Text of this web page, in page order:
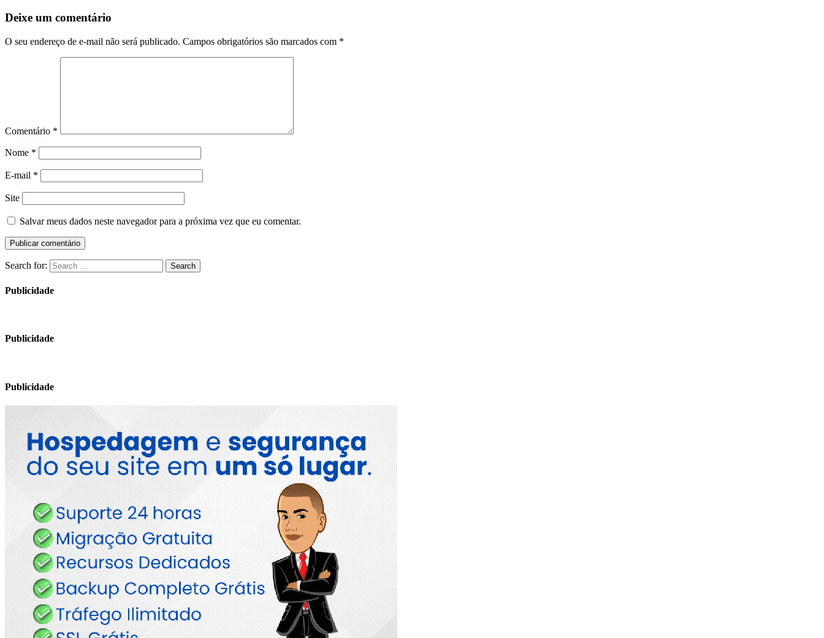
Deixe um comentário
O seu endereço de e-mail não será publicado. Campos obrigatórios são marcados com *
Comentário *
Nome *
E-mail *
Site
Salvar meus dados neste navegador para a próxima vez que eu comentar.
Search for: Search
Publicidade
Publicidade
Publicidade